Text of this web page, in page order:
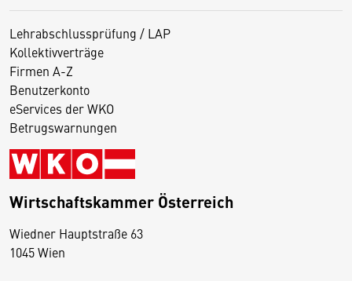
Lehrabschlussprüfung / LAP
Kollektivverträge
Firmen A-Z
Benutzerkonto
eServices der WKO
Betrugswarnungen
Wirtschaftskammer Österreich
Wiedner Hauptstraße 63
1045 Wien
D